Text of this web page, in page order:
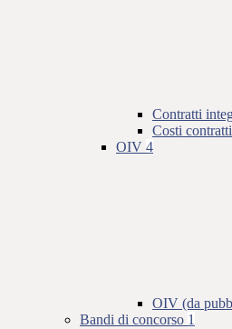
Contratti
Costi
OIV 4
OIV (da
Bandi di concorso 1